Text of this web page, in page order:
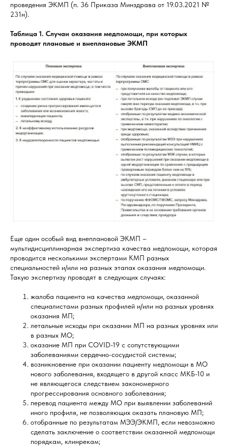
проведения ЭКМП (п. 36 Приказа Минздрава от 19.03.2021 №
231н).
Таблица 1. Случаи оказания медпомощи, при которых
проводят плановые и внеплановые ЭКМП
Еще один особый вид внеплановой ЭКМП –
мультидисциплинарная экспертиза качества медпомощи, которая
проводится несколькими экспертами КМП разных
специальностей и/или на разных этапах оказания медпомощи.
Такую экспертизу проводят в следующих случаях:
жалоба пациента на качества медпомощи, оказанной
специалистами разных профилей и/или на разных уровнях
оказания МП;
летальные исходы при оказании МП на разных уровнях или
в разных МО;
оказание МП при COVID-19 с сопутствующими
заболеваниями сердечно-сосудистой системы;
возникновение при оказании пациенту медпомощи в МО
нового заболевания, входящего в другой класс МКБ-10 и
не являющегося следствием закономерного
прогрессирования основного заболевания;
перевод пациента между МО при выявлении заболеваний
иного профиля, не позволяющих оказать плановую МП;
отобранные по результатам МЭЭ/ЭКМП, если невозможно
сделать заключение о соответствии оказанной медпомощи
порядкам, клинрекам;